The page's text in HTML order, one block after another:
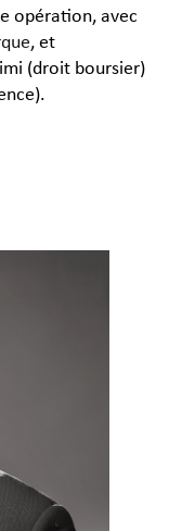
opération, avec
, et
(droit boursier)